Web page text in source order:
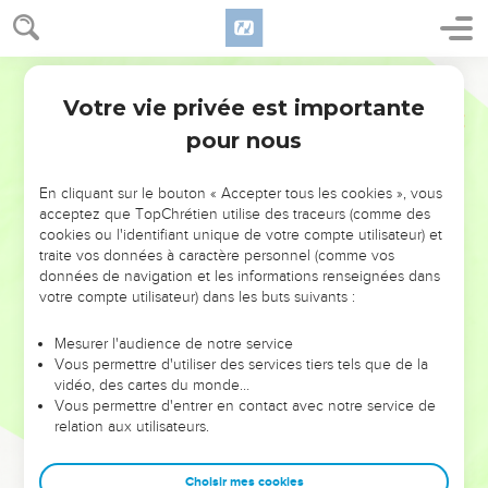
NE MANQUEZ PAS L’ÉVÉNEMENT
DE L’ANNÉE !
ET SI LEURS ERREURS POUVAIENT VOUS ÉVITER LES
VOTRES ?
leur foi ou leur vision. Mais on voit moins les doutes, les erreurs
et les saisons difficiles qu'ils ont traversés, alors même que ce
sont elles qui les ont façonnés.
Dans cette conférence, leaders, entrepreneurs, et responsables
clés pour avancer avec plus de sagesse afin que leurs erreurs
Votre vie privée est importante
pour nous
En cliquant sur le bouton « Accepter tous les cookies », vous
acceptez que TopChrétien utilise des traceurs (comme des
cookies ou l'identifiant unique de votre compte utilisateur) et
traite vos données à caractère personnel (comme vos
données de navigation et les informations renseignées dans
votre compte utilisateur) dans les buts suivants :
Mesurer l'audience de notre service
Vous permettre d'utiliser des services tiers tels que de la
vidéo, des cartes du monde…
Vous permettre d'entrer en contact avec notre service de
relation aux utilisateurs.
Choisir mes cookies